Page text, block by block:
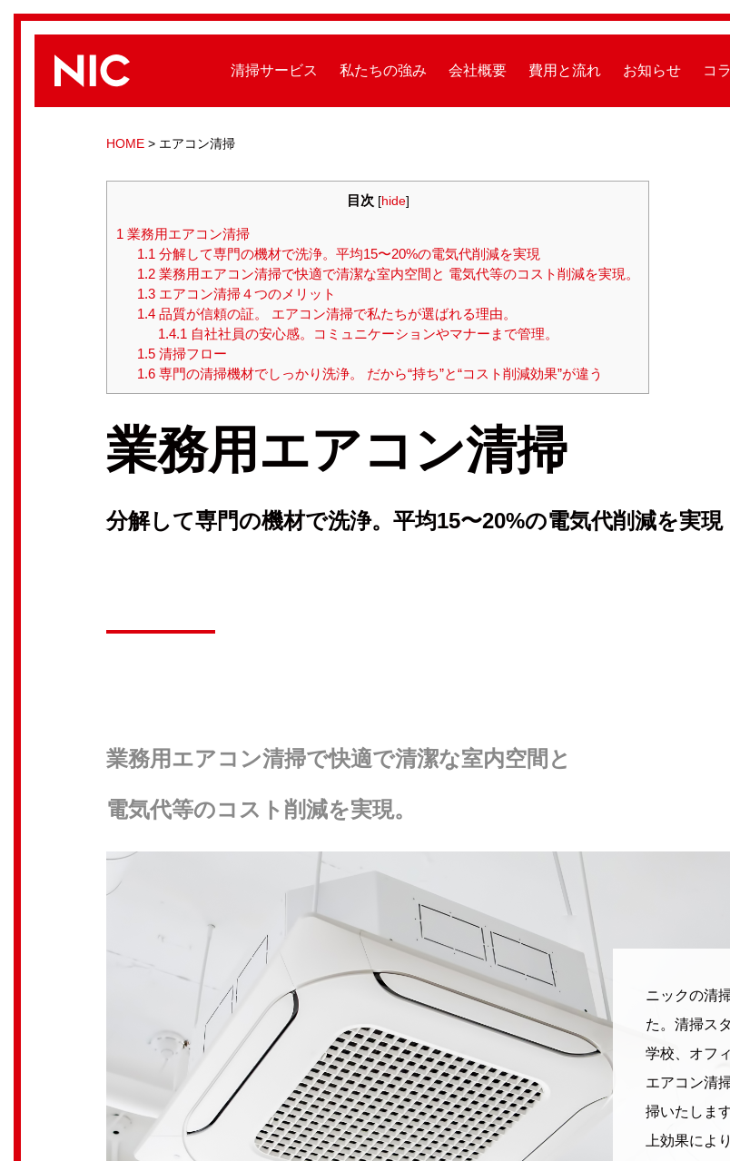
清掃サービス 私たちの強み 会社概要 費用と流れ お知らせ コ
HOME > エアコン清掃
目次 [hide]
1 業務用エアコン清掃
1.1 分解して専門の機材で洗浄。平均15〜20%の電気代削減を実現
1.2業務用エアコン清掃で快適で清潔な室内空間と 電気代等のコスト削減を実現。
1.3エアコン清掃４つのメリット
1.4品質が信頼の証。 エアコン清掃で私たちが選ばれる理由。
1.4.1 自社社員の安心感。コミュニケーションやマナーまで管理。
1.5清掃フロー
1.6専門の清掃機材でしっかり洗浄。 だから“持ち”と“コスト削減効果”が違う
業務用エアコン清掃
分解して専門の機材で洗浄。平均15〜20%の電気代削減を実現
業務用エアコン清掃で快適で清潔な室内空間と
電気代等のコスト削減を実現。
ニックの清
た。清掃ス
学校、オフ
エアコン清
掃いたしま
上効果によ